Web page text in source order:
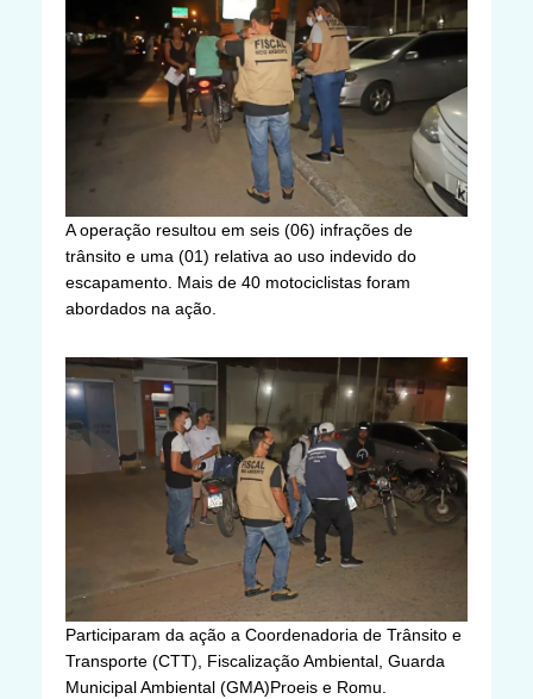
A operação resultou em seis (06) infrações de
trânsito e uma (01) relativa ao uso indevido do
escapamento. Mais de 40 motociclistas foram
abordados na ação.
Participaram da ação a Coordenadoria de Trânsito e
Transporte (CTT), Fiscalização Ambiental, Guarda
Municipal Ambiental (GMA)Proeis e Romu.